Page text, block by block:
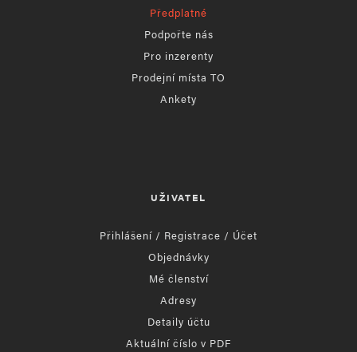
Předplatné
Podpořte nás
Pro inzerenty
Prodejní místa TO
Ankety
UŽIVATEL
Přihlášení / Registrace / Účet
Objednávky
Mé členství
Adresy
Detaily účtu
Aktuální číslo v PDF